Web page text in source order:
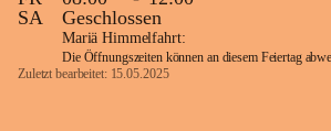
SA
Geschlossen
Mariä Himmelfahrt:
Die Öffnungszeiten können an diesem Feiertag
Zuletzt bearbeitet: 15.05.2025